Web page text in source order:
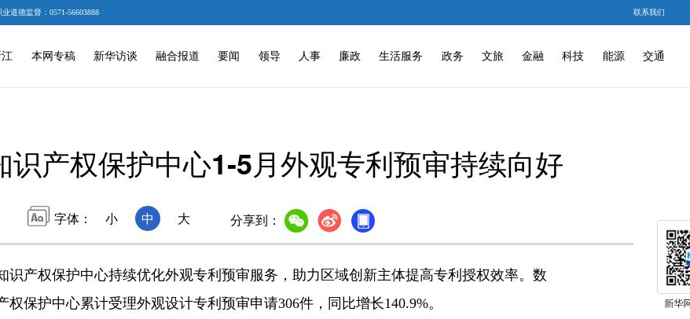
业道德监督：0571-56603888 联系我们
本网专稿 新华访谈 融合报道 要闻 领导 人事 廉政 生活服务 政务 文旅 金融 科技 能源 交通
识产权保护中心1-5月外观专利预审持续向好
字体： 小 中 大 分享到：
产权保护中心持续优化外观专利预审服务，助力区域创新主体提高专利授权效率。数
保护中心累计受理外观设计专利预审申请306件，同比增长140.9%。